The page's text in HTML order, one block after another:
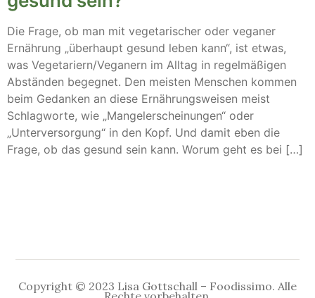
Die Frage, ob man mit vegetarischer oder veganer
Ernährung „überhaupt gesund leben kann“, ist etwas,
was Vegetariern/Veganern im Alltag in regelmäßigen
Abständen begegnet. Den meisten Menschen kommen
beim Gedanken an diese Ernährungsweisen meist
Schlagworte, wie „Mangelerscheinungen“ oder
„Unterversorgung“ in den Kopf. Und damit eben die
Frage, ob das gesund sein kann. Worum geht es bei […]
Copyright © 2023 Lisa Gottschall – Foodissimo. Alle